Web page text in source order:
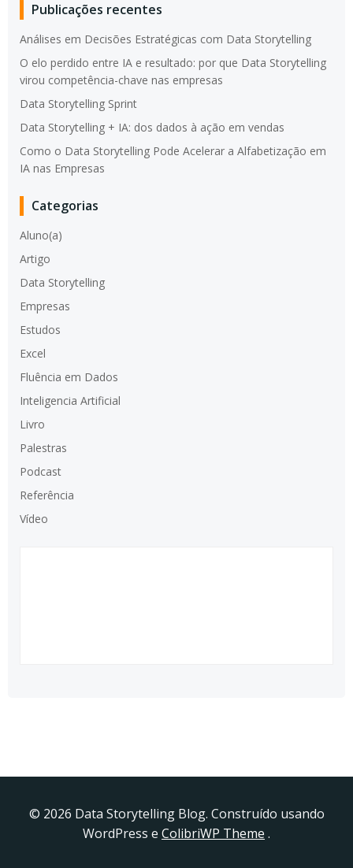
Publicações recentes
Análises em Decisões Estratégicas com Data Storytelling
O elo perdido entre IA e resultado: por que Data Storytelling
virou competência-chave nas empresas
Data Storytelling Sprint
Data Storytelling + IA: dos dados à ação em vendas
Como o Data Storytelling Pode Acelerar a Alfabetização em
IA nas Empresas
Categorias
Aluno(a)
Artigo
Data Storytelling
Empresas
Estudos
Excel
Fluência em Dados
Inteligencia Artificial
Livro
Palestras
Podcast
Referência
Vídeo
© 2026 Data Storytelling Blog. Construído usando
WordPress e ColibriWP Theme .